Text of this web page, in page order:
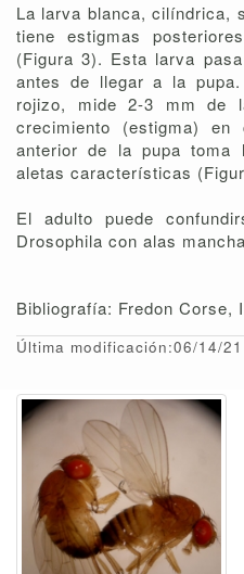
La larva blanca, cilíndrica,
tiene estigmas
(Figura 3). Esta larva
antes de llegar a la
rojizo, mide 2-3 mm de
crecimiento (estigma)
anterior de la pupa toma
aletas características
El adulto puede
Drosophila con alas
Bibliografía: Fredon Corse,
Última modificación:06/14/21